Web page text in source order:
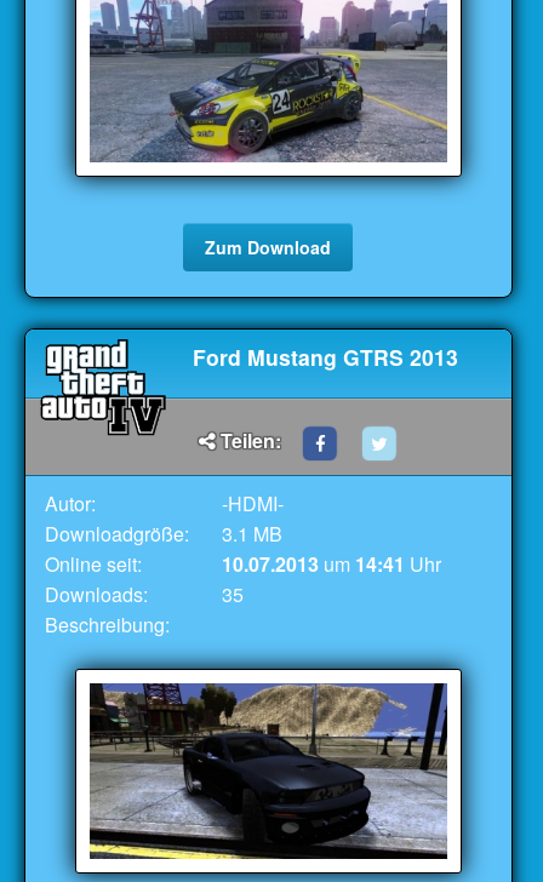
Zum Download
Ford Mustang GTRS 2013
Teilen:
Autor:
-HDMI-
Downloadgröße:
3.1 MB
Online seit:
10.07.2013 um 14:41 Uhr
Downloads:
35
Beschreibung: